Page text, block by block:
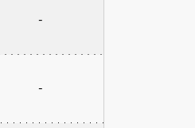
-
-